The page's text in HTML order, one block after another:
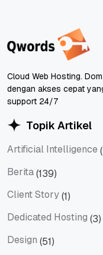
Cloud Web Hosting.
dengan akses cepat
support 24/7
Topik Artikel
Artificial Intelligence
Berita(139)
Client Story(1)
Dedicated Hosting (3)
Design (51)